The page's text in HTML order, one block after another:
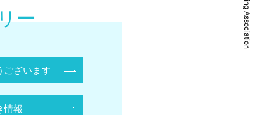
ー
ございます
情報